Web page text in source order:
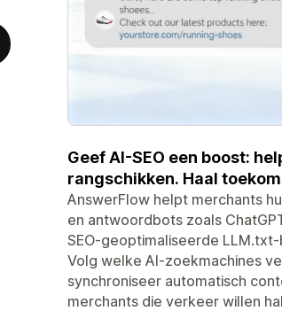
Geef AI-SEO een boost:
rangschikken. Haal
AnswerFlow helpt merchants
en antwoordbots zoals
SEO-geoptimaliseerde
Volg welke AI-zoekmachines
synchroniseer automatisch
merchants die verkeer willen